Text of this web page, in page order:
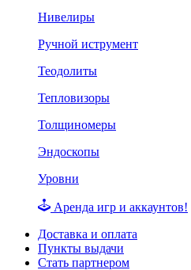
Нивелиры
Ручной иструмент
Теодолиты
Тепловизоры
Толщиномеры
Эндоскопы
Уровни
Аренда игр и аккаунтов!
Доставка и оплата
Пункты выдачи
Стать партнером